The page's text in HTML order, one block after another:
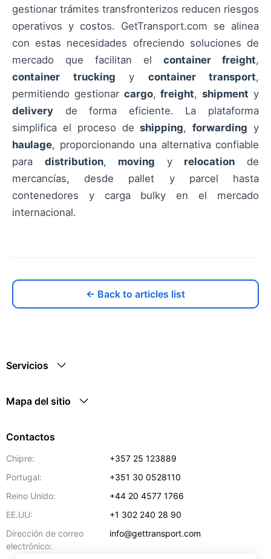
gestionar trámites transfronterizos reducen riesgos
operativos y costos. GetTransport.com se alinea
con estas necesidades ofreciendo soluciones de
mercado que facilitan el container freight,
container trucking y container transport,
permitiendo gestionar cargo,freight,shipment y
delivery de forma eficiente. La plataforma
simplifica el proceso deshipping,forwarding y
haulage, proporcionando una alternativa confiable
para distribution, moving y relocation de
mercancías, desde pallet y parcel hasta
contenedores y carga bulky en el mercado
internacional.
← Back to articles list
Servicios
Mapa del sitio
Contactos
Chipre:
+357 25 123889
Portugal:
+351 30 0528110
Reino Unido:
+44 20 4577 1766
EE.UU:
+1 302 240 28 90
Dirección de correo
electrónico:
info@gettransport.com